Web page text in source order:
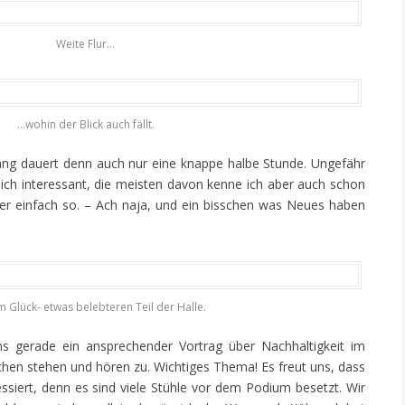
Weite Flur…
…wohin der Blick auch fällt.
dauert denn auch nur eine knappe halbe Stunde. Ungefähr
interessant, die meisten davon kenne ich aber auch schon
einfach so. – Ach naja, und ein bisschen was Neues haben
Glück- etwas belebteren Teil der Halle.
gerade ein ansprechender Vortrag über Nachhaltigkeit im
stehen und hören zu. Wichtiges Thema! Es freut uns, dass
denn es sind viele Stühle vor dem Podium besetzt. Wir